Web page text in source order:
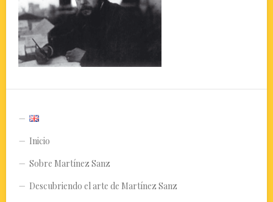
Inicio
Sobre Martínez Sanz
Descubriendo el arte de Martínez Sanz